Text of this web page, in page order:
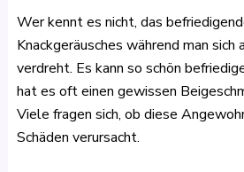
Wer kennt es nicht, das
Knackgeräusches während man
verdreht. Es kann so schön
hat es oft einen gewissen
Viele fragen sich, ob diese
Schäden verursacht.